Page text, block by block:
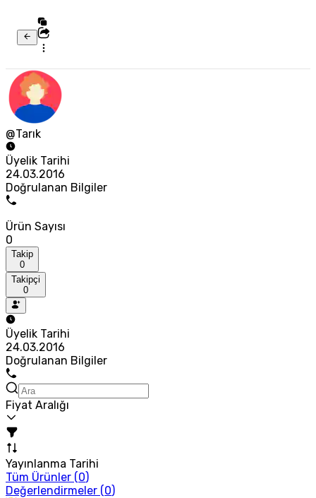
@Tarık
Üyelik Tarihi
24.03.2016
Doğrulanan Bilgiler
Ürün Sayısı
0
Takip
0
Takipçi
0
Üyelik Tarihi
24.03.2016
Doğrulanan Bilgiler
Fiyat Aralığı
Yayınlanma Tarihi
Tüm Ürünler (0)
Değerlendirmeler (0)